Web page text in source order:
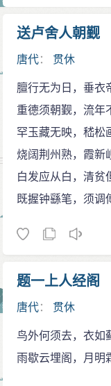
机会发泄，说“此
又被驱逐出江陵，
垂垂老，万水千山
功德大师”、“翔麟
授”、“三教玄逸大
“禅月大师”等一系
所居，世寿89。
送卢舍人朝觐
唐代： 贯休
膻行无为日，垂衣
重德须朝觐，流年
罕玉藏无映，嵇松
烧阔荆州熟，霞新
白发应从白，清贫
既握钟繇笔，须调
题一上人经阁
唐代： 贯休
鸟外何须去，衣如
雨歇云埋阁，月明